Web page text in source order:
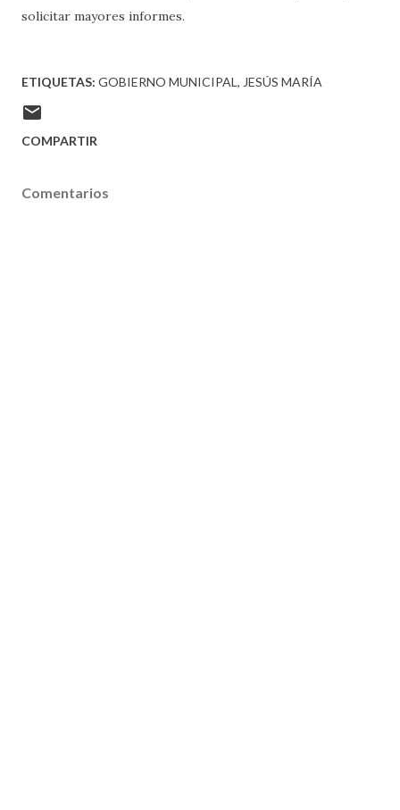
solicitar mayores informes.
ETIQUETAS: GOBIERNO MUNICIPAL JESÚS MARÍA
COMPARTIR
Comentarios